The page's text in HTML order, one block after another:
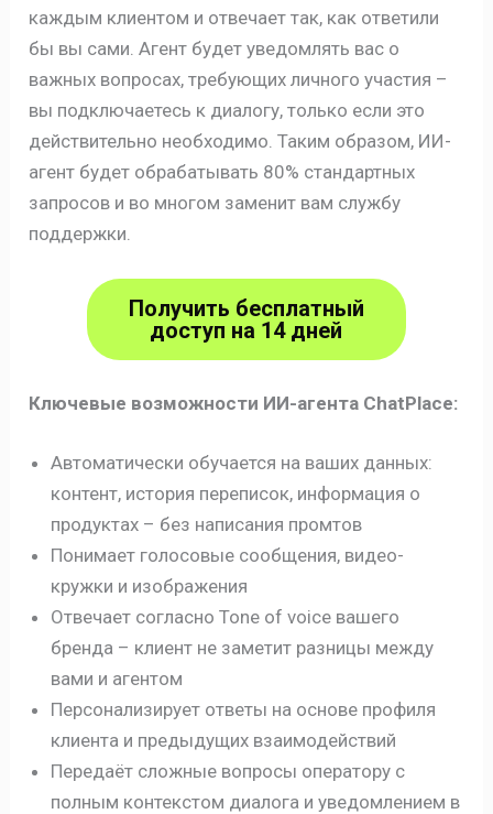
каждым клиентом и отвечает так, как ответили
бы вы сами. Агент будет уведомлять вас о
важных вопросах, требующих личного участия –
вы подключаетесь к диалогу, только если это
действительно необходимо. Таким образом, ИИ-
агент будет обрабатывать 80% стандартных
запросов и во многом заменит вам службу
поддержки.
Получить бесплатный
доступ на 14 дней
Ключевые возможности ИИ-агента ChatPlace:
Автоматически обучается на ваших данных:
контент, история переписок, информация о
продуктах – без написания промтов
Понимает голосовые сообщения, видео-
кружки и изображения
Отвечает согласно Tone of voice вашего
бренда – клиент не заметит разницы между
вами и агентом
Персонализирует ответы на основе профиля
клиента и предыдущих взаимодействий
Передаёт сложные вопросы оператору с
полным контекстом диалога и уведомлением в